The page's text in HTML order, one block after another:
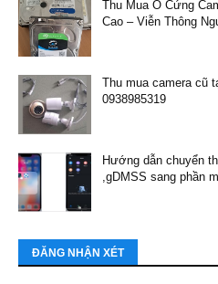
Thu Mua Ổ Cứng
Cao – Viễn Thông
Thu mua camera cũ
0938985319
Hướng dẫn chuyển
,gDMSS sang phần
ĐĂNG NHẬN XÉT